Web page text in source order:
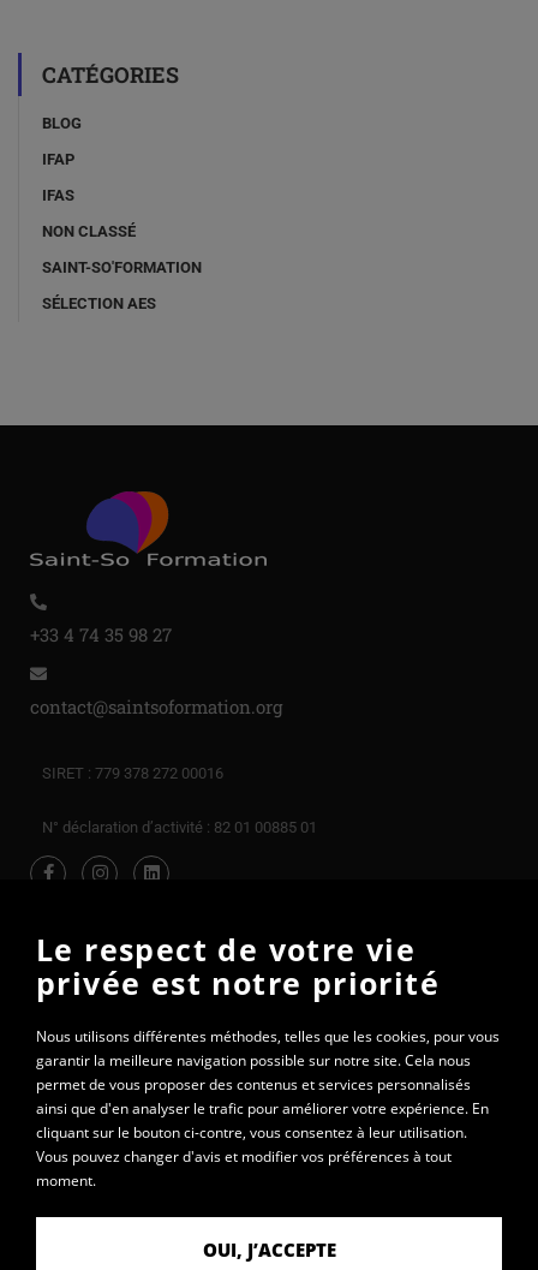
CATÉGORIES
BLOG
IFAP
IFAS
NON CLASSÉ
SAINT-SO'FORMATION
SÉLECTION AES
+33 4 74 35 98 27
contact@saintsoformation.org
SIRET : 779 378 272 00016
N° déclaration d’activité : 82 01 00885 01
Le respect de votre vie
privée est notre priorité
Nous utilisons différentes méthodes, telles que les cookies, pour vous
garantir la meilleure navigation possible sur notre site. Cela nous
permet de vous proposer des contenus et services personnalisés
ainsi que d'en analyser le trafic pour améliorer votre expérience. En
cliquant sur le bouton ci-contre, vous consentez à leur utilisation.
Vous pouvez changer d'avis et modifier vos préférences à tout
moment.
OUI, J’ACCEPTE